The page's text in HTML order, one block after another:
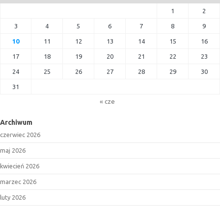
1 2
3 4 5 6 7 8 9
10 11 12 13 14 15 16
17 18 19 20 21 22 23
24 25 26 27 28 29 30
31
« cze
Archiwum
czerwiec 2026
maj 2026
kwiecień 2026
marzec 2026
luty 2026